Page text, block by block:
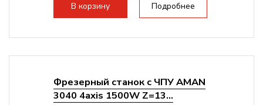
В корзину Подробнее
Фрезерный станок с ЧПУ AMAN
3040 4axis 1500W Z=13...